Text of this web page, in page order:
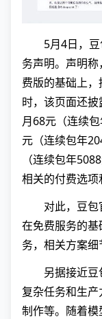
5月4日，
务声明。声明
费版的基础上
时，该页面还
月68元（连续
元（连续包年
（连续包年
相关的付费选项
对此，豆包
在免费服务的
务，相关方案细
另据接近
复杂任务和生
制作等。随着